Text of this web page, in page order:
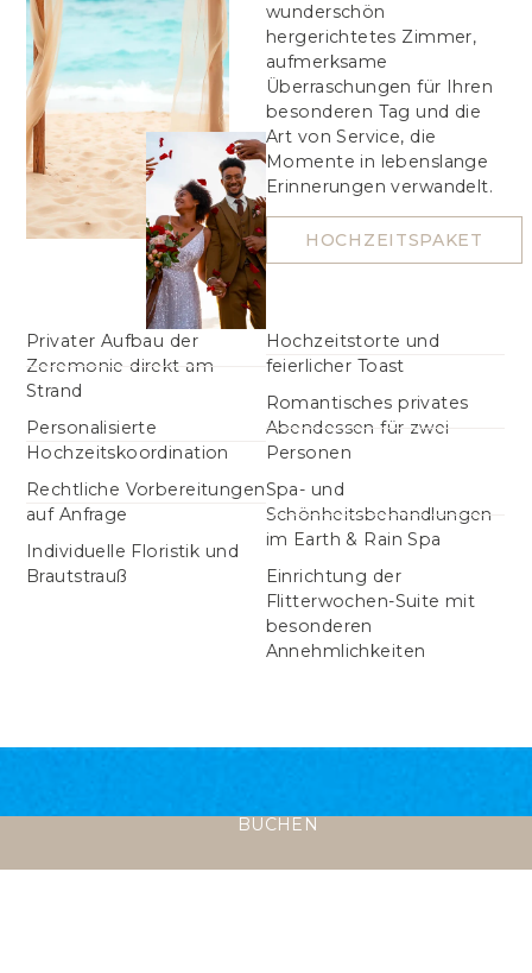
wunderschön
hergerichtetes Zimmer,
aufmerksame
Überraschungen für Ihren
besonderen Tag und die
Art von Service, die
Momente in lebenslange
Erinnerungen verwandelt.
HOCHZEITSPAKET
Privater Aufbau der
Zeremonie direkt am
Strand
Personalisierte
Hochzeitskoordination
Rechtliche Vorbereitungen
auf Anfrage
Individuelle Floristik und
Brautstrauß
Hochzeitstorte und
feierlicher Toast
Romantisches privates
Abendessen für zwei
Personen
Spa- und
Schönheitsbehandlungen
im Earth & Rain Spa
Einrichtung der
Flitterwochen-Suite mit
besonderen
Annehmlichkeiten
BUCHEN